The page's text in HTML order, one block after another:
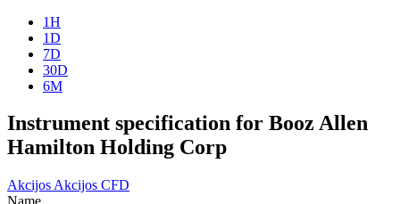
1H
1D
7D
30D
6M
Instrument specification for Booz Allen
Hamilton Holding Corp
Akcijos Akcijos CFD